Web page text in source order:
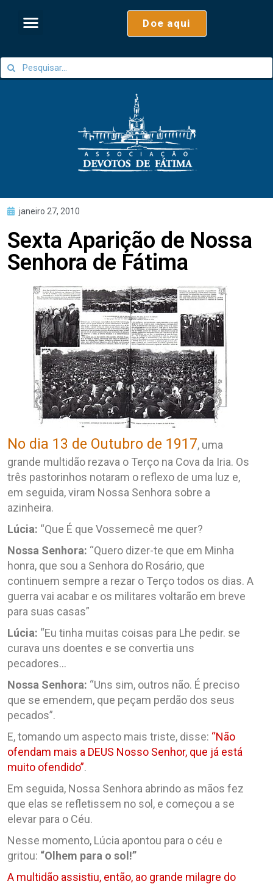
Doe aqui
janeiro 27, 2010
Sexta Aparição de Nossa
Senhora de Fátima
No dia 13 de Outubro de 1917, uma
grande multidão rezava o Terço na Cova da Iria. Os
três pastorinhos notaram o reflexo de uma luz e,
em seguida, viram Nossa Senhora sobre a
azinheira.
Lúcia: “Que É que Vossemecê me quer?
Nossa Senhora: “Quero dizer-te que em Minha
honra, que sou a Senhora do Rosário, que
continuem sempre a rezar o Terço todos os dias. A
guerra vai acabar e os militares voltarão em breve
para suas casas”
Lúcia: “Eu tinha muitas coisas para Lhe pedir. se
curava uns doentes e se convertia uns
pecadores…
Nossa Senhora: “Uns sim, outros não. É preciso
que se emendem, que peçam perdão dos seus
pecados”.
E, tomando um aspecto mais triste, disse: “Não
ofendam mais a DEUS Nosso Senhor, que já está
muito ofendido”.
Em seguida, Nossa Senhora abrindo as mãos fez
que elas se refletissem no sol, e começou a se
elevar para o Céu.
Nesse momento, Lúcia apontou para o céu e
gritou: “Olhem para o sol!”
A multidão assistiu, então, ao grande milagre do